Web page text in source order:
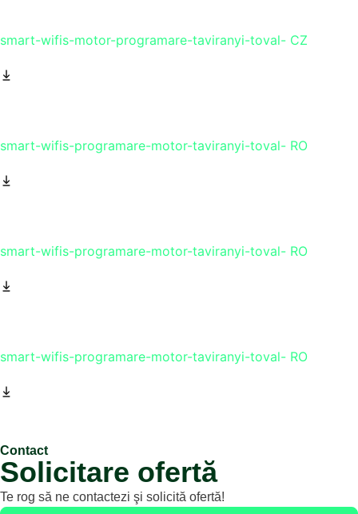
smart-wifis-motor-programare-taviranyi-toval- CZ
smart-wifis-programare-motor-taviranyi-toval- RO
smart-wifis-programare-motor-taviranyi-toval- RO
smart-wifis-programare-motor-taviranyi-toval- RO
Contact
Solicitare ofertă
Te rog să ne contactezi şi solicită ofertă!